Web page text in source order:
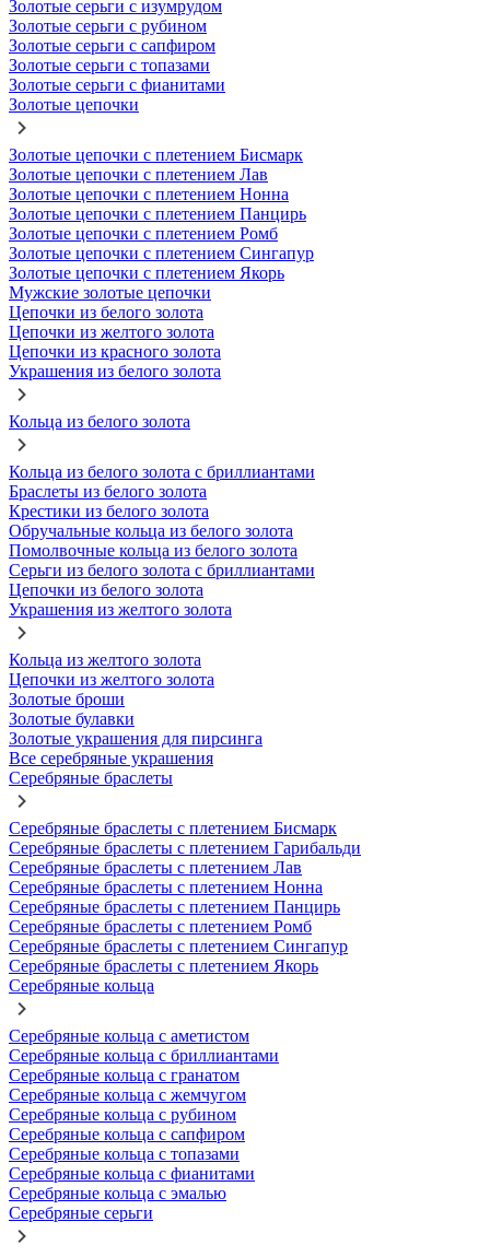
Золотые серьги с изумрудом
Золотые серьги с рубином
Золотые серьги с сапфиром
Золотые серьги с топазами
Золотые серьги с фианитами
Золотые цепочки
Золотые цепочки с плетением Бисмарк
Золотые цепочки с плетением Лав
Золотые цепочки с плетением Нонна
Золотые цепочки с плетением Панцирь
Золотые цепочки с плетением Ромб
Золотые цепочки с плетением Сингапур
Золотые цепочки с плетением Якорь
Мужские золотые цепочки
Цепочки из белого золота
Цепочки из желтого золота
Цепочки из красного золота
Украшения из белого золота
Кольца из белого золота
Кольца из белого золота с бриллиантами
Браслеты из белого золота
Крестики из белого золота
Обручальные кольца из белого золота
Помолвочные кольца из белого золота
Серьги из белого золота с бриллиантами
Цепочки из белого золота
Украшения из желтого золота
Кольца из желтого золота
Цепочки из желтого золота
Золотые броши
Золотые булавки
Золотые украшения для пирсинга
Все серебряные украшения
Серебряные браслеты
Серебряные браслеты с плетением Бисмарк
Серебряные браслеты с плетением Гарибальди
Серебряные браслеты с плетением Лав
Серебряные браслеты с плетением Нонна
Серебряные браслеты с плетением Панцирь
Серебряные браслеты с плетением Ромб
Серебряные браслеты с плетением Сингапур
Серебряные браслеты с плетением Якорь
Серебряные кольца
Серебряные кольца с аметистом
Серебряные кольца с бриллиантами
Серебряные кольца с гранатом
Серебряные кольца с жемчугом
Серебряные кольца с рубином
Серебряные кольца с сапфиром
Серебряные кольца с топазами
Серебряные кольца с фианитами
Серебряные кольца с эмалью
Серебряные серьги